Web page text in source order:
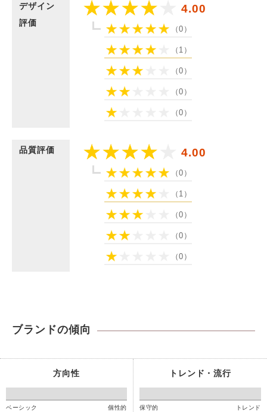
デザイン
評価
4.00
（0）
（1）
（0）
（0）
（0）
品質評価 4.00
（0）
（1）
（0）
（0）
（0）
ブランドの傾向
方向性
ベーシック 個性的
トレンド・流行
保守的 トレンド